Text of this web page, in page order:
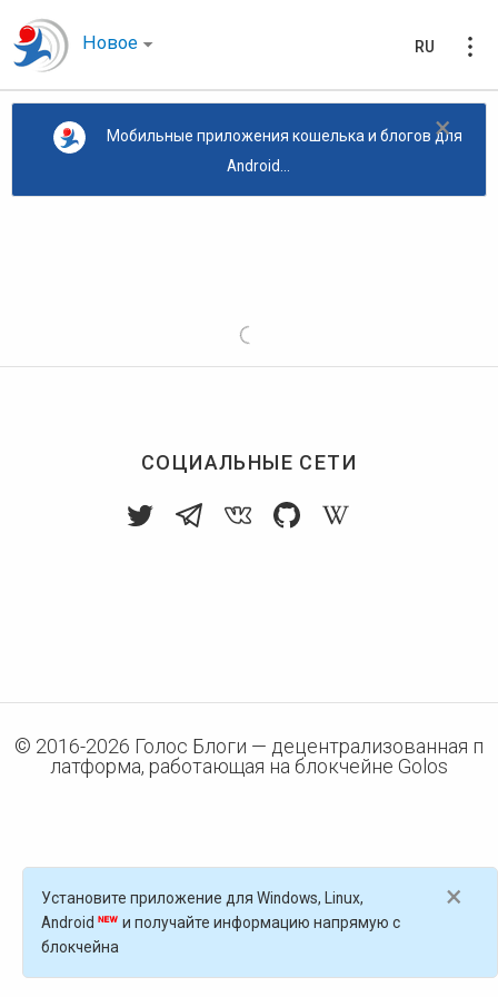
Новое RU
×
Мобильные приложения кошелька и блогов для
Android...
СОЦИАЛЬНЫЕ СЕТИ
© 2016-2026 Голос Блоги — децентрализованная п
латформа, работающая на блокчейне Golos
×
Установите приложение для Windows, Linux,
Android
и получайте информацию напрямую с
блокчейна